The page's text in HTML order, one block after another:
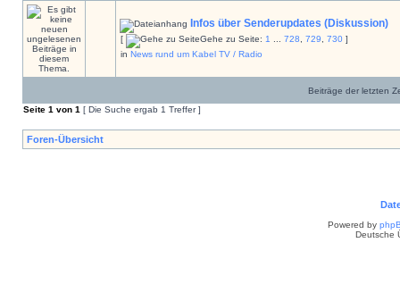
Infos über Senderupdates (Diskussion)
[ Gehe zu Seite: 1 728 729 730 ]
in News rund um Kabel TV / Radio
Beiträge der letzten
Seite 1 von 1 [ Die Suche ergab 1 Treffer ]
Foren-Übersicht
Powered by
Deutsche